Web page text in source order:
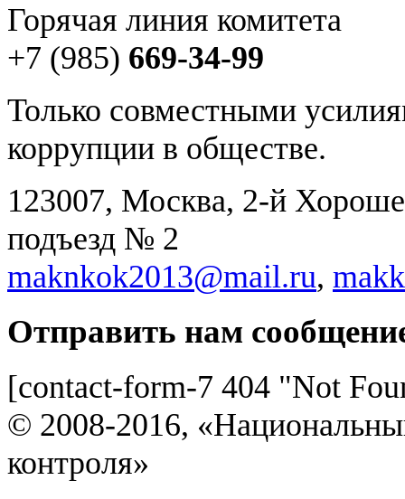
Горячая линия комитета
+7 (985) 669-34-99
Только совместными
коррупции в обществе.
123007, Москва, 2-й
подъезд № 2
maknkok2013@mail.ru,
Отправить нам
[contact-form-7 404 "Not
© 2008-2016,
контроля»